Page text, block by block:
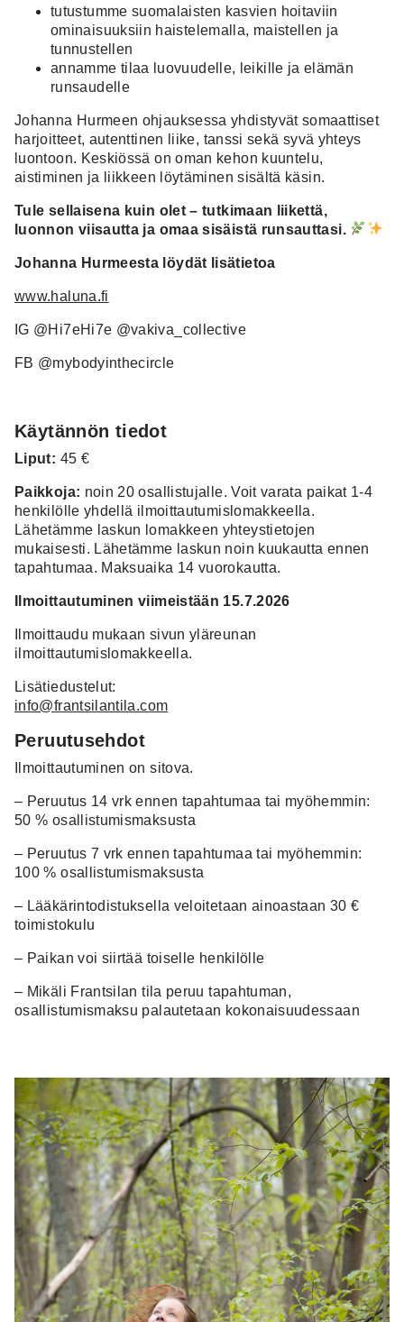
tutustumme suomalaisten kasvien hoitaviin
ominaisuuksiin haistelemalla, maistellen ja
tunnustellen
annamme tilaa luovuudelle, leikille ja elämän
runsaudelle
Johanna Hurmeen ohjauksessa yhdistyvät somaattiset
harjoitteet, autenttinen liike, tanssi sekä syvä yhteys
luontoon. Keskiössä on oman kehon kuuntelu,
aistiminen ja liikkeen löytäminen sisältä käsin.
Tule sellaisena kuin olet – tutkimaan liikettä,
luonnon viisautta ja omaa sisäistä runsauttasi.
Johanna Hurmeesta löydät lisätietoa
www.haluna.fi
IG @Hi7eHi7e @vakiva_collective
FB @mybodyinthecircle
Käytännön tiedot
Liput: 45 €
Paikkoja: noin 20 osallistujalle. Voit varata paikat 1-4
henkilölle yhdellä ilmoittautumislomakkeella.
Lähetämme laskun lomakkeen yhteystietojen
mukaisesti. Lähetämme laskun noin kuukautta ennen
tapahtumaa. Maksuaika 14 vuorokautta.
Ilmoittautuminen viimeistään 15.7.2026
Ilmoittaudu mukaan sivun yläreunan
ilmoittautumislomakkeella.
Lisätiedustelut:
info@frantsilantila.com
Peruutusehdot
Ilmoittautuminen on sitova.
– Peruutus 14 vrk ennen tapahtumaa tai myöhemmin:
50 % osallistumismaksusta
– Peruutus 7 vrk ennen tapahtumaa tai myöhemmin:
100 % osallistumismaksusta
– Lääkärintodistuksella veloitetaan ainoastaan 30 €
toimistokulu
– Paikan voi siirtää toiselle henkilölle
– Mikäli Frantsilan tila peruu tapahtuman,
osallistumismaksu palautetaan kokonaisuudessaan